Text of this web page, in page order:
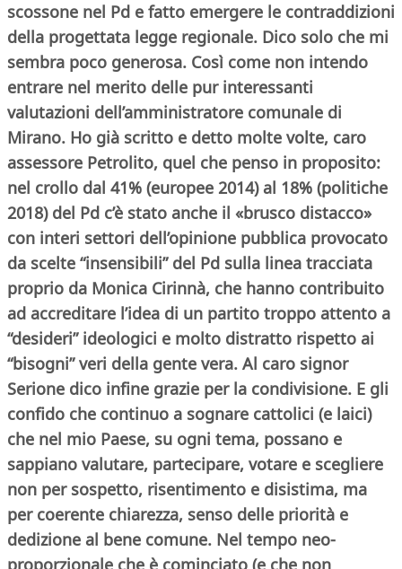
scossone nel Pd e fatto emergere le contraddizioni
della progettata legge regionale. Dico solo che mi
sembra poco generosa. Così come non intendo
entrare nel merito delle pur interessanti
valutazioni dell’amministratore comunale di
Mirano. Ho già scritto e detto molte volte, caro
assessore Petrolito, quel che penso in proposito:
nel crollo dal 41% (europee 2014) al 18% (politiche
2018) del Pd c’è stato anche il «brusco distacco»
con interi settori dell’opinione pubblica provocato
da scelte “insensibili” del Pd sulla linea tracciata
proprio da Monica Cirinnà, che hanno contribuito
ad accreditare l’idea di un partito troppo attento a
“desideri” ideologici e molto distratto rispetto ai
“bisogni” veri della gente vera. Al caro signor
Serione dico infine grazie per la condivisione. E gli
confido che continuo a sognare cattolici (e laici)
che nel mio Paese, su ogni tema, possano e
sappiano valutare, partecipare, votare e scegliere
non per sospetto, risentimento e disistima, ma
per coerente chiarezza, senso delle priorità e
dedizione al bene comune. Nel tempo neo-
proporzionale che è cominciato (e che non